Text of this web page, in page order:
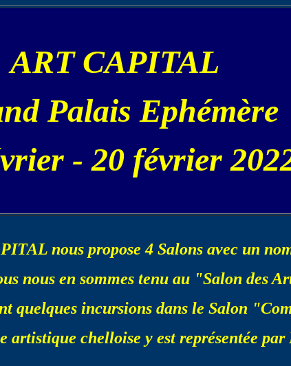
ART CAPITAL
Palais Ephémère
- 20 février
nous propose 4 Salons avec un
nous en sommes tenu au "Salon des
quelques incursions dans le Salon
artistique chelloise y est représentée par